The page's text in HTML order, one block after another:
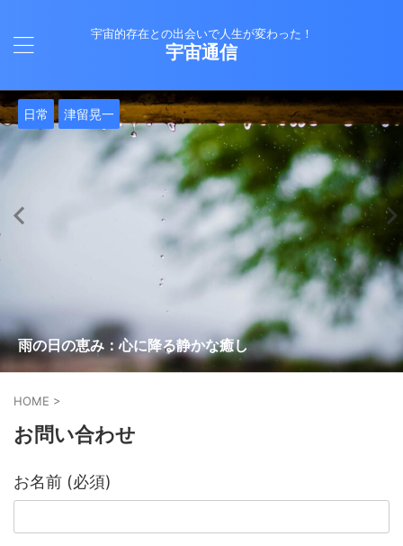
宇宙的存在との出会いで人生が変わった！
宇宙通信
日常 津留晃一
雨の日の恵み：心に降る静かな癒し
バシャール 日常 津留晃一
就職は人生の終着駅じゃない！自分らしい道を見つける方
法
Healy 日常
ヒーリーを買うべきか迷っているあなたへ。実際に使って
みた感想と注意点
バシャール 日常
エネルギーの法則 〜最近どハマりしていました〜
日常
現実を変える
日常
今、ここにいること
Healy 日常 津留晃一
もしかしてだけどHealy（量子波動調整器）のせいなの？
日常
iPad 第10世代買いました
Healy 日常
久し振りにHealy（ヒーリー）量子波動調整器について
日常
大谷さんの通訳、水原さんの解雇に思う
HOME >
お問い合わせ
お名前 (必須)